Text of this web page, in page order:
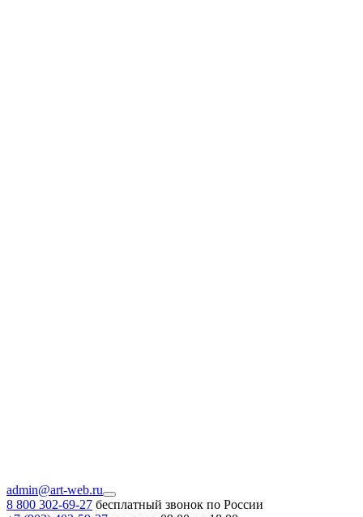
admin@art-web.ru
8 800 302-69-27 бесплатный звонок по России